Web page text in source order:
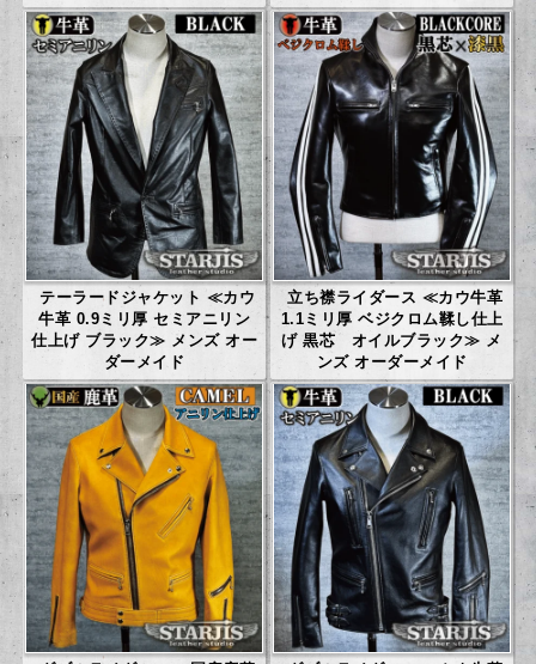
テーラードジャケット ≪カウ
牛革 0.9ミリ厚 セミアニリン
仕上げ ブラック≫ メンズ オー
ダーメイド
立ち襟ライダース ≪カウ牛革
1.1ミリ厚 ベジクロム鞣し仕上
げ 黒芯 オイルブラック≫ メ
ンズ オーダーメイド